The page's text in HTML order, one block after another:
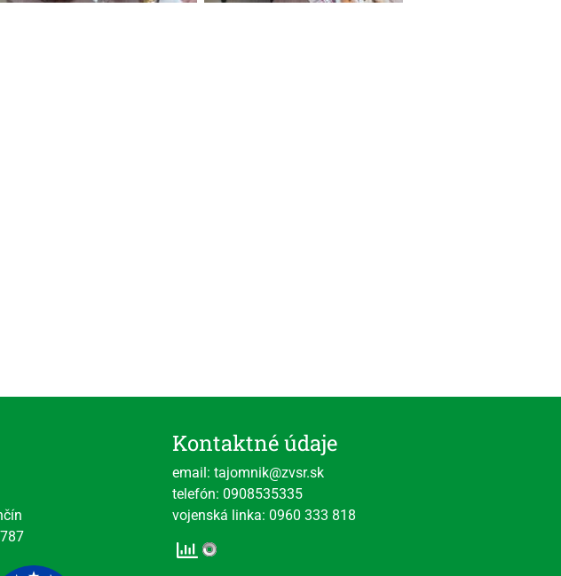
Kontaktné údaje
email: tajomnik@zvsr.sk
telefón: 0908535335
vojenská linka: 0960 333 818